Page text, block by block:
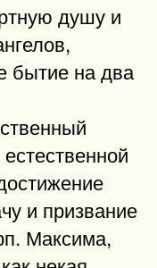
душу и
бытие на два
и призвание
Максима,